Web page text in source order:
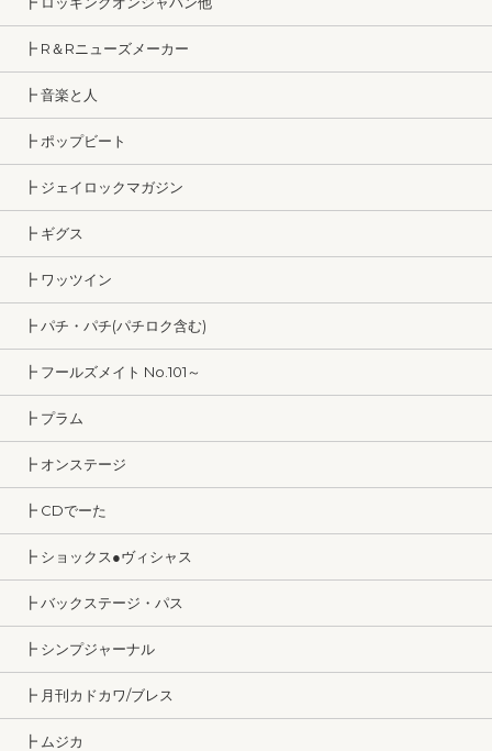
┣ R＆Rニューズメーカー
┣ 音楽と人
┣ ポップビート
┣ ジェイロックマガジン
┣ ギグス
┣ ワッツイン
┣ パチ・パチ(パチロク含む)
┣ フールズメイト No.101～
┣ プラム
┣ オンステージ
┣ CDでーた
┣ ショックス●ヴィシャス
┣ バックステージ・パス
┣ シンプジャーナル
┣ 月刊カドカワ/ブレス
┣ ムジカ